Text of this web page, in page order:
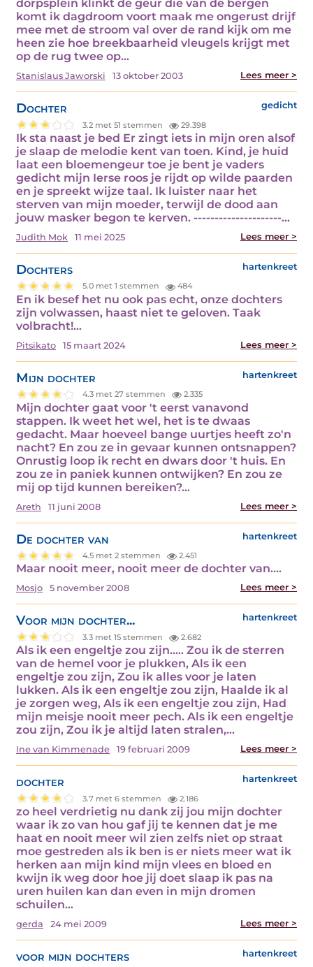
dorpsplein klinkt de geur die van de bergen
komt ik dagdroom voort maak me ongerust drijf
mee met de stroom val over de rand kijk om me
heen zie hoe breekbaarheid vleugels krijgt met
op de rug twee op…
Stanislaus Jaworski 13 oktober 2003 Lees meer >
Dochter gedicht
3.2 met 51 stemmen 29.398
Ik sta naast je bed Er zingt iets in mijn oren alsof
je slaap de melodie kent van toen. Kind, je huid
laat een bloemengeur toe je bent je vaders
gedicht mijn Ierse roos je rijdt op wilde paarden
en je spreekt wijze taal. Ik luister naar het
sterven van mijn moeder, terwijl de dood aan
jouw masker begon te kerven. ---------------------…
Judith Mok 11 mei 2025 Lees meer >
Dochters hartenkreet
5.0 met 1 stemmen 484
En ik besef het nu ook pas echt, onze dochters
zijn volwassen, haast niet te geloven. Taak
volbracht!…
Pitsikato 15 maart 2024 Lees meer >
Mijn dochter hartenkreet
4.3 met 27 stemmen 2.335
Mijn dochter gaat voor 't eerst vanavond
stappen. Ik weet het wel, het is te dwaas
gedacht. Maar hoeveel bange uurtjes heeft zo'n
nacht? En zou ze in gevaar kunnen ontsnappen?
Onrustig loop ik recht en dwars door 't huis. En
zou ze in paniek kunnen ontwijken? En zou ze
mij op tijd kunnen bereiken?…
Areth 11 juni 2008 Lees meer >
De dochter van hartenkreet
4.5 met 2 stemmen 2.451
Maar nooit meer, nooit meer de dochter van.…
Mosjo 5 november 2008 Lees meer >
Voor mijn dochter... hartenkreet
3.3 met 15 stemmen 2.682
Als ik een engeltje zou zijn..... Zou ik de sterren
van de hemel voor je plukken, Als ik een
engeltje zou zijn, Zou ik alles voor je laten
lukken. Als ik een engeltje zou zijn, Haalde ik al
je zorgen weg, Als ik een engeltje zou zijn, Had
mijn meisje nooit meer pech. Als ik een engeltje
zou zijn, Zou ik je altijd laten stralen,…
Ine van Kimmenade 19 februari 2009 Lees meer >
dochter hartenkreet
3.7 met 6 stemmen 2.186
zo heel verdrietig nu dank zij jou mijn dochter
waar ik zo van hou gaf jij te kennen dat je me
haat en nooit meer wil zien zelfs niet op straat
moe gestreden als ik ben is er niets meer wat ik
herken aan mijn kind mijn vlees en bloed en
kwijn ik weg door hoe jij doet slaap ik pas na
uren huilen kan dan even in mijn dromen
schuilen…
gerda 24 mei 2009 Lees meer >
voor mijn dochters hartenkreet